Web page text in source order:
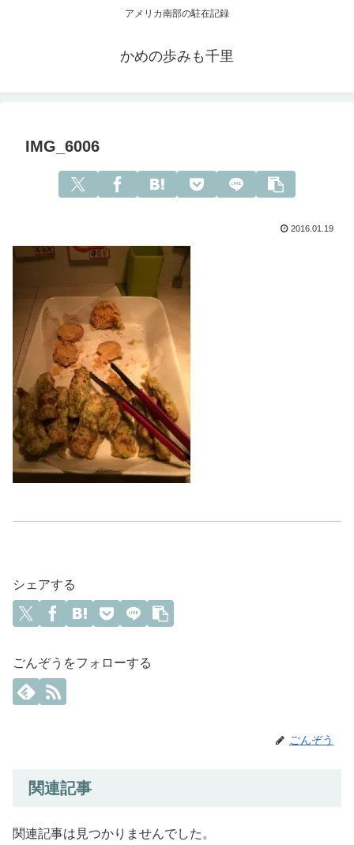
アメリカ南部の駐在記録
かめの歩みも千里
IMG_6006
2016.01.19
シェアする
ごんぞうをフォローする
ごんぞう
関連記事
関連記事は見つかりませんでした。